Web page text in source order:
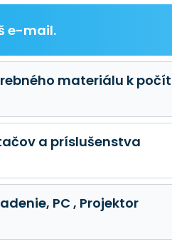
e-mail.
materiálu k
a príslušenstva
PC , Projektor